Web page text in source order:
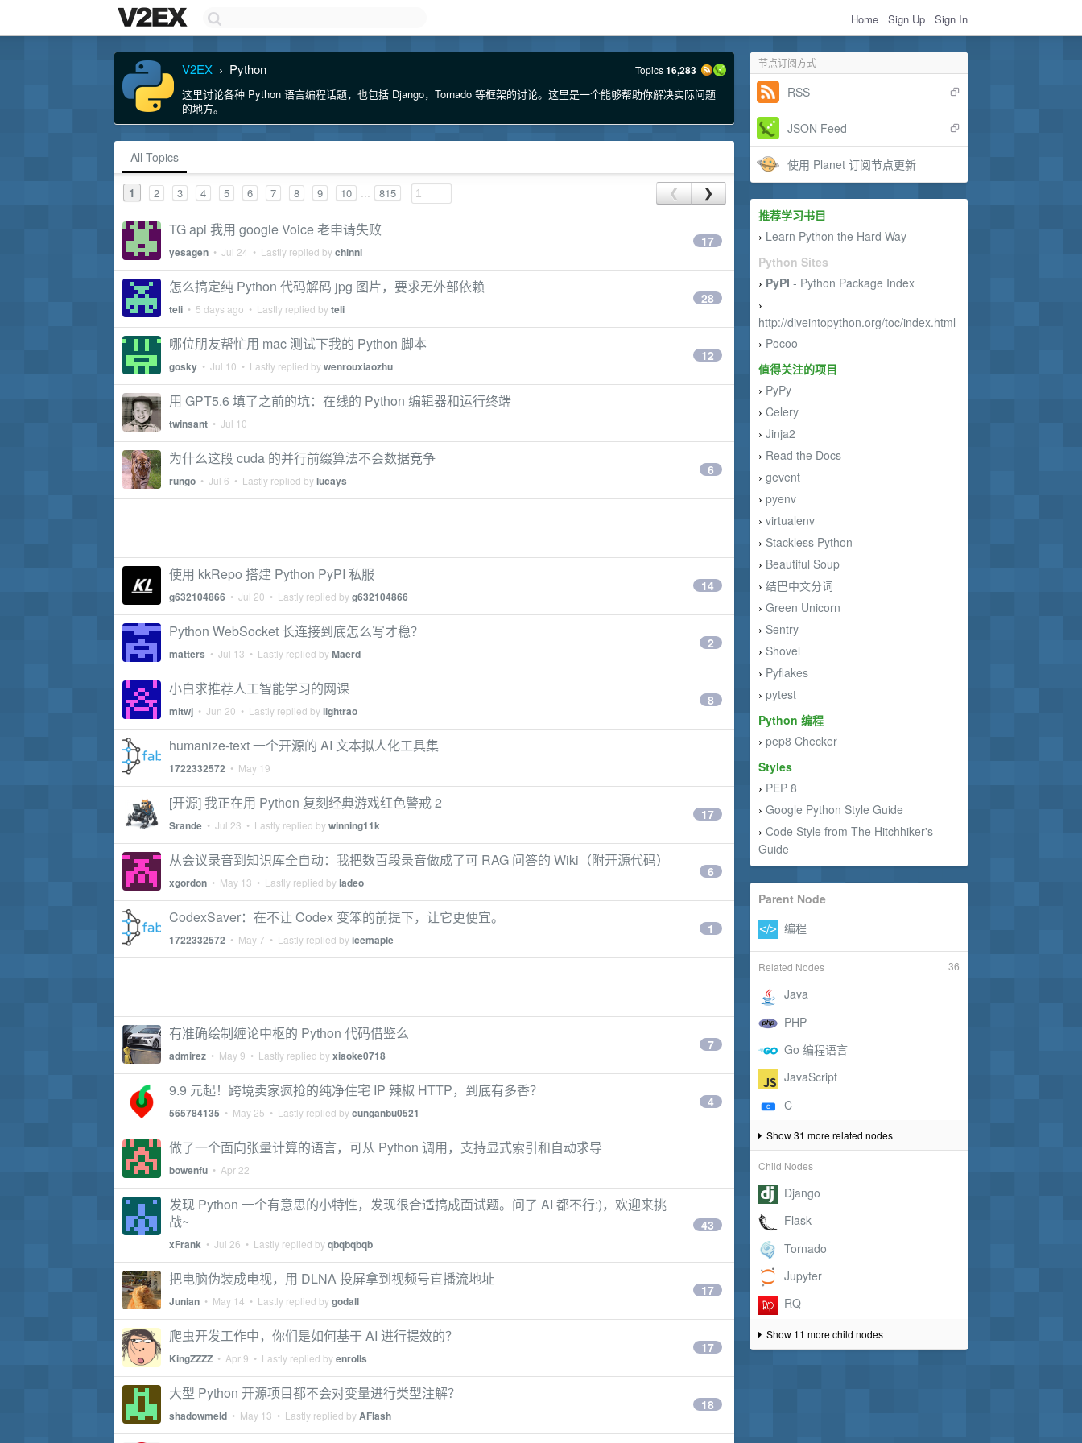
Home Sign Up Sign In
节点订阅方式
RSS
JSON Feed
使用 Planet 订阅节点更新
推荐学习书目
› Learn Python the Hard Way
Python Sites
› PyPI - Python Package Index
›
http://diveintopython.org/toc/index.html
› Pocoo
值得关注的项目
› PyPy
› Celery
› Jinja2
› Read the Docs
› gevent
› pyenv
› virtualenv
› Stackless Python
› Beautiful Soup
› 结巴中文分词
› Green Unicorn
› Sentry
› Shovel
› Pyflakes
› pytest
Python 编程
› pep8 Checker
Styles
› PEP 8
› Google Python Style Guide
› Code Style from The Hitchhiker's
Guide
Parent Node
36
Related Nodes
Show 31 more related nodes
Child Nodes
Show 11 more child nodes
V2EX › Python Topics16,283
这里讨论各种 Python 语言编程话题，也包括 Django，Tornado 等框架的讨论。这里是一个能够帮助你解决实际问题
的地方。
All Topics
1 2 3 4 5 6 7 8 9 10 ... 815 ❮ ❯
TG api 我用 google Voice 老申请失败
yesagen • Jul 24 • Lastly replied bychinni
17
怎么搞定纯 Python 代码解码 jpg 图片，要求无外部依赖
teli • 5 days ago • Lastly replied byteli
28
哪位朋友帮忙用 mac 测试下我的 Python 脚本
gosky • Jul 10 • Lastly replied bywenrouxiaozhu
12
用 GPT5.6 填了之前的坑：在线的 Python 编辑器和运行终端
twinsant • Jul 10
为什么这段 cuda 的并行前缀算法不会数据竞争
rungo • Jul 6 • Lastly replied bylucays
6
使用 kkRepo 搭建 Python PyPI 私服
g632104866 • Jul 20 • Lastly replied byg632104866
14
Python WebSocket 长连接到底怎么写才稳？
matters • Jul 13 • Lastly replied byMaerd
2
小白求推荐人工智能学习的网课
mitwj • Jun 20 • Lastly replied bylightrao
8
humanize-text 一个开源的 AI 文本拟人化工具集
1722332572 • May 19
[开源] 我正在用 Python 复刻经典游戏红色警戒 2
Srande • Jul 23 • Lastly replied bywinning11k
17
从会议录音到知识库全自动：我把数百段录音做成了可 RAG 问答的 Wiki（附开源代码）
xgordon • May 13 • Lastly replied byladeo
6
CodexSaver：在不让 Codex 变笨的前提下，让它更便宜。
1722332572 • May 7 • Lastly replied byicemaple
1
有准确绘制缠论中枢的 Python 代码借鉴么
admirez • May 9 • Lastly replied byxiaoke0718
7
9.9 元起！跨境卖家疯抢的纯净住宅 IP 辣椒 HTTP，到底有多香？
565784135 • May 25 • Lastly replied bycunganbu0521
4
做了一个面向张量计算的语言，可从 Python 调用，支持显式索引和自动求导
bowenfu • Apr 22
发现 Python 一个有意思的小特性，发现很合适搞成面试题。问了 AI 都不行:)，欢迎来挑
战~
xFrank • Jul 26 • Lastly replied byqbqbqbqb
43
把电脑伪装成电视，用 DLNA 投屏拿到视频号直播流地址
Junian • May 14 • Lastly replied bygodall
17
爬虫开发工作中，你们是如何基于 AI 进行提效的？
KingZZZZ • Apr 9 • Lastly replied byenrolls
17
大型 Python 开源项目都不会对变量进行类型注解？
shadowmeld • May 13 • Lastly replied byAFlash
18